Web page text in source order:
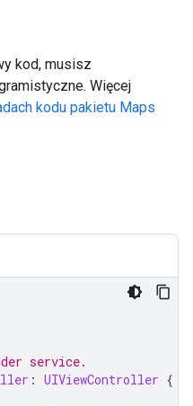
kod, musisz
Więcej
kodu pakietu Maps
service.
: UIViewController {